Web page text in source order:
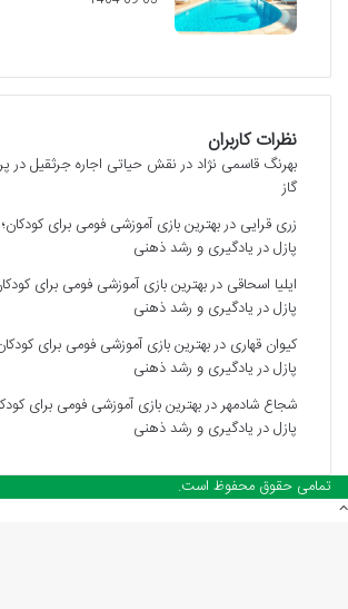
نظرات کاربران
بهرنگ قاسمی نژاد درنقش حیاتی اجاره جرثقیل در
گاز
زری قرایی دربهترین بازی آموزشی فومی برای
پازل در یادگیری و رشد ذهنی
ایلیا اسحاقی دربهترین بازی آموزشی فومی برای
پازل در یادگیری و رشد ذهنی
کیوان قهاری دربهترین بازی آموزشی فومی برای
پازل در یادگیری و رشد ذهنی
شجاع شادمهردربهترین بازی آموزشی فومی برای
پازل در یادگیری و رشد ذهنی
تمامی حقوق محفوظ است.
دکمه